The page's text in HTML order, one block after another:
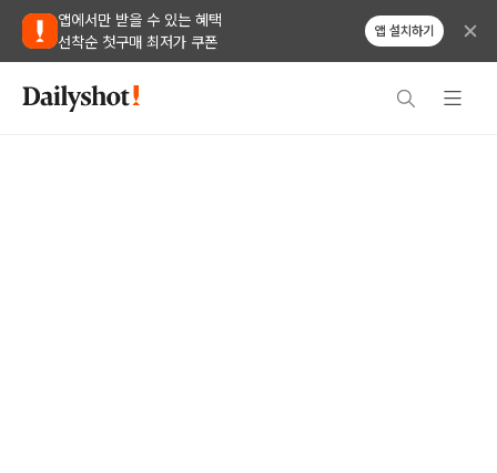
앱에서만 받을 수 있는 혜택
선착순 첫구매 최저가 쿠폰
앱 설치하기